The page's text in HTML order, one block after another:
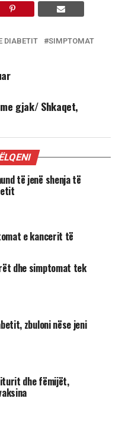
DIABETIT SIMPTOMAT
gjak/ Shkaqet,
të jenë shenja të
e kancerit të
dhe simptomat tek
zbuloni nëse jeni
dhe fëmijët,